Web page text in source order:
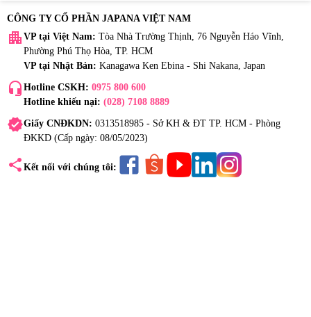
CÔNG TY CỔ PHẦN JAPANA VIỆT NAM
apartment VP tại Việt Nam: Tòa Nhà Trường Thịnh, 76 Nguyễn Háo Vĩnh,
Phường Phú Thọ Hòa, TP. HCM
VP tại Nhật Bản: Kanagawa Ken Ebina - Shi Nakana, Japan
headset_mic Hotline CSKH: 0975 800 600
Hotline khiếu nại: (028) 7108 8889
verifiedGiấy CNĐKDN: 0313518985 - Sở KH & ĐT TP. HCM - Phòng
ĐKKD (Cấp ngày: 08/05/2023)
share Kết nối với chúng tôi: